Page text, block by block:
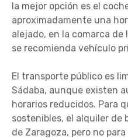
la mejor opción es el
aproximadamente una
alejado, en la comarca de
se recomienda vehículo
El transporte público es
Sádaba, aunque existen
horarios reducidos. Para
sostenibles, el alquiler de
de Zaragoza, pero no